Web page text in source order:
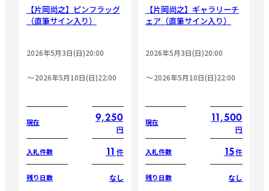
【片岡尚之】ピンフラッグ
（直筆サイン入り）
2026年5月3日(日)20:00
2026年5月10日(日)22:00
現在 9,250
円
入札件数 11 件
残り日数 なし
【片岡尚之】ギャラリーチ
ェア（直筆サイン入り）
2026年5月3日(日)20:00
2026年5月10日(日)22:00
現在 11,500
円
入札件数 15件
残り日数 なし